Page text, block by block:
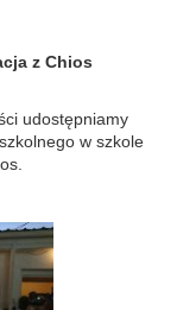
z Chios
udostępniamy
w szkole